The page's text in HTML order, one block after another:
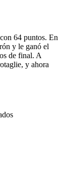
64 puntos. En
y le ganó el
de final. A
y ahora